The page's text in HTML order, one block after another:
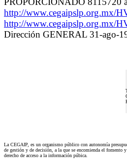
http://www.cegaipslp.org.mx/
http://www.cegaipslp.org.mx/
Dirección GENERAL 31-ago-
La CEGAIP, es un organismo público con autonomía
de gestión y de decisión, a la que se encomienda el fomento
derecho de acceso a la información púbica.